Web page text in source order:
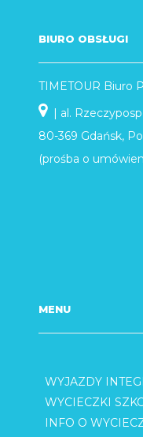
BIURO OBSŁUGI
TIMETOUR Biuro
| al.
80-369 Gdańsk,
(prośba o
MENU
WYJAZDY
WYCIECZKI
INFO O